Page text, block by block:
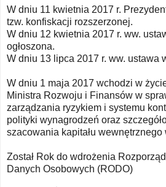
W dniu 11 kwietnia 2017 r.
tzw. konfiskacji rozszerzonej.
W dniu 12 kwietnia 2017 r. ww.
ogłoszona.
W dniu 13 lipca 2017 r. ww. ustawa
W dniu 1 maja 2017 wchodzi w
Ministra Rozwoju i Finansów w
zarządzania ryzykiem i systemu
polityki wynagrodzeń oraz
szacowania kapitału wewnętrznego
Został Rok do wdrożenia
Danych Osobowych (RODO)